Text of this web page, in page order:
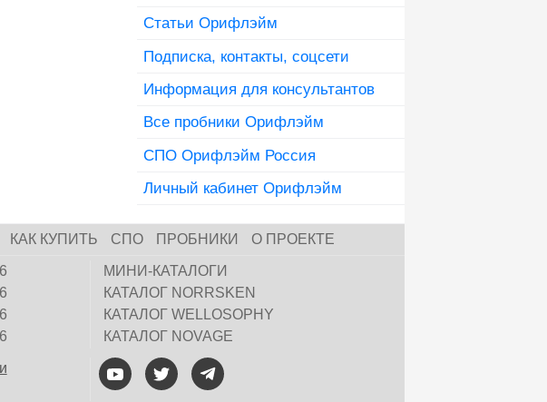
Статьи Орифлэйм
Подписка, контакты, соцсети
Информация для консультантов
Все пробники Орифлэйм
СПО Орифлэйм Россия
Личный кабинет Орифлэйм
КАК КУПИТЬ СПО ПРОБНИКИ О ПРОЕКТЕ
МИНИ-КАТАЛОГИ
КАТАЛОГ NORRSKEN
КАТАЛОГ WELLOSOPHY
КАТАЛОГ NOVAGE